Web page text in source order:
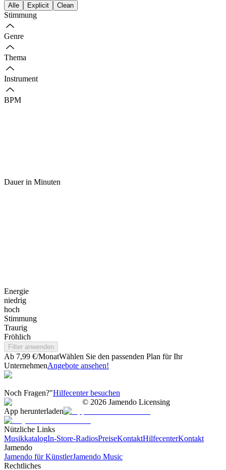
Alle Explicit Clean
Stimmung
Genre
Thema
Instrument
BPM
Dauer in Minuten
Energie
niedrig
hoch
Stimmung
Traurig
Fröhlich
Filter anwenden
Ab 7,99 €/MonatWählen Sie den passenden Plan für Ihr
UnternehmenAngebote ansehen!
Noch Fragen?"Hilfecenter besuchen
© 2026 Jamendo Licensing
App herunterladen
Nützliche Links
MusikkatalogIn-Store-RadiosPreiseKontaktHilfecenterKontakt
Jamendo
Jamendo für KünstlerJamendo Music
Rechtliches